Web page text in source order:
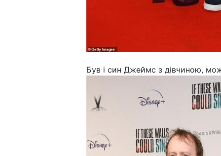
Був і син Джеймс з дівчиною,